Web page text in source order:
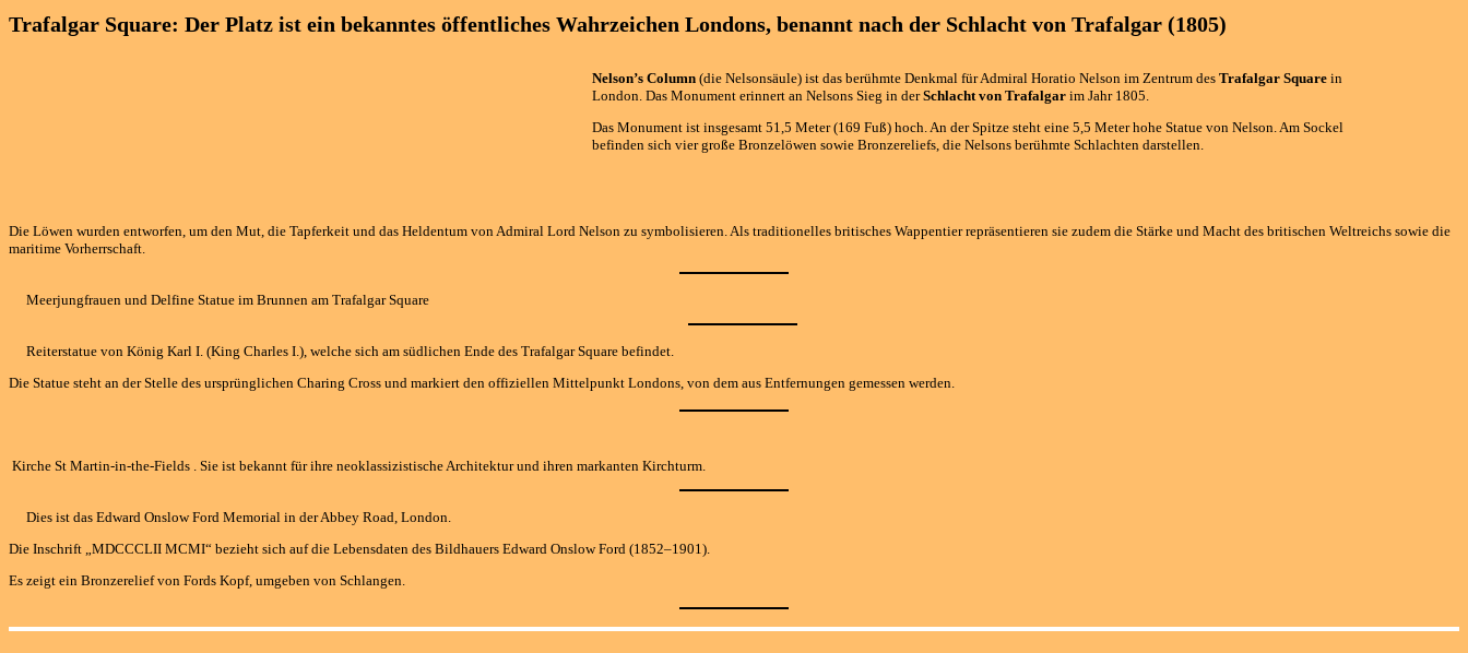
Trafalgar Square: Der Platz ist ein bekanntes öffentliches Wahrzeichen Londons, benannt nach der Schlacht von Trafalgar (1805)
Nelson’s Column(die Nelsonsäule) ist das berühmte Denkmal für Admiral Horatio Nelson im Zentrum des Trafalgar Squarein
London. Das Monument erinnert an Nelsons Sieg in derSchlacht von Trafalgarim Jahr 1805.
Das Monument ist insgesamt 51,5 Meter (169 Fuß) hoch. An der Spitze steht eine 5,5 Meter hohe Statue von Nelson. Am Sockel
befinden sich vier große Bronzelöwen sowie Bronzereliefs, die Nelsons berühmte Schlachten darstellen.
Die Löwen wurden entworfen, um den Mut, die Tapferkeit und das Heldentum von Admiral Lord Nelson zu symbolisieren. Als traditionelles britisches Wappentier repräsentieren sie zudem die Stärke und Macht des britischen Weltreichs sowie die
maritime Vorherrschaft.
Meerjungfrauen und Delfine Statue im Brunnen am Trafalgar Square
Reiterstatue von König Karl I. (King Charles I.), welche sich am südlichen Ende des Trafalgar Square befindet.
Die Statue steht an der Stelle des ursprünglichen Charing Cross und markiert den offiziellen Mittelpunkt Londons, von dem aus Entfernungen gemessen werden.
Kirche St Martin-in-the-Fields . Sie ist bekannt für ihre neoklassizistische Architektur und ihren markanten Kirchturm.
Dies ist das Edward Onslow Ford Memorial in der Abbey Road, London.
Die Inschrift „MDCCCLII MCMI“ bezieht sich auf die Lebensdaten des Bildhauers Edward Onslow Ford (1852–1901).
Es zeigt ein Bronzerelief von Fords Kopf, umgeben von Schlangen.